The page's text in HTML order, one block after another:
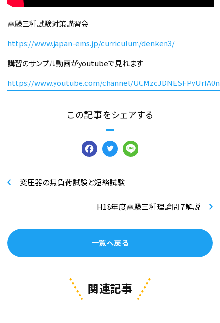
電験三種試験対策講習会
https://www.japan-ems.jp/curriculum/denken3/
講習のサンプル動画がyoutubeで見れます
https://www.youtube.com/channel/
この記事をシェアする
Facebook
Twitter
変圧器の無負荷試験と短絡試験
一覧へ戻る
H18年度電験三種理論問７解説
関連記事